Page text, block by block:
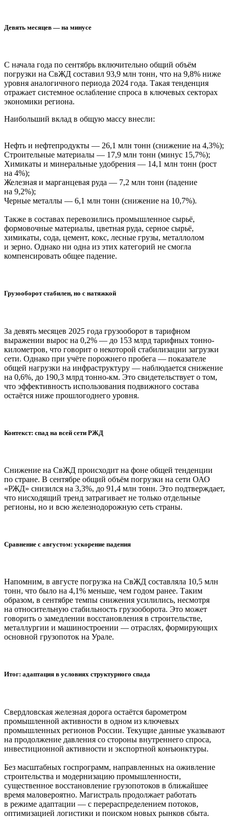
Девять месяцев — на минусе
С начала года по сентябрь включительно общий объём
погрузки на СвЖД составил 93,9 млн тонн, что на 9,8% ниже
уровня аналогичного периода 2024 года. Такая тенденция
отражает системное ослабление спроса в ключевых секторах
экономики региона.
Наибольший вклад в общую массу внесли:
Нефть и нефтепродукты — 26,1 млн тонн (снижение на 4,3%);
Строительные материалы — 17,9 млн тонн (минус 15,7%);
Химикаты и минеральные удобрения — 14,1 млн тонн (рост
на 4%);
Железная и марганцевая руда — 7,2 млн тонн (падение
на 9,2%);
Черные металлы — 6,1 млн тонн (снижение на 10,7%).
Также в составах перевозились промышленное сырьё,
формовочные материалы, цветная руда, серное сырьё,
химикаты, сода, цемент, кокс, лесные грузы, металлолом
и зерно. Однако ни одна из этих категорий не смогла
компенсировать общее падение.
Грузооборот стабилен, но с натяжкой
За девять месяцев 2025 года грузооборот в тарифном
выражении вырос на 0,2% — до 153 млрд тарифных тонно-
километров, что говорит о некоторой стабилизации загрузки
сети. Однако при учёте порожнего пробега — показателе
общей нагрузки на инфраструктуру — наблюдается снижение
на 0,6%, до 190,3 млрд тонно-км. Это свидетельствует о том,
что эффективность использования подвижного состава
остаётся ниже прошлогоднего уровня.
Контекст: спад на всей сети РЖД
Снижение на СвЖД происходит на фоне общей тенденции
по стране. В сентябре общий объём погрузки на сети ОАО
«РЖД» снизился на 3,3%, до 91,4 млн тонн. Это подтверждает,
что нисходящий тренд затрагивает не только отдельные
регионы, но и всю железнодорожную сеть страны.
Сравнение с августом: ускорение падения
Напомним, в августе погрузка на СвЖД составляла 10,5 млн
тонн, что было на 4,1% меньше, чем годом ранее. Таким
образом, в сентябре темпы снижения усилились, несмотря
на относительную стабильность грузооборота. Это может
говорить о замедлении восстановления в строительстве,
металлургии и машиностроении — отраслях, формирующих
основной грузопоток на Урале.
Итог: адаптация в условиях структурного спада
Свердловская железная дорога остаётся барометром
промышленной активности в одном из ключевых
промышленных регионов России. Текущие данные указывают
на продолжение давления со стороны внутреннего спроса,
инвестиционной активности и экспортной конъюнктуры.
Без масштабных госпрограмм, направленных на оживление
строительства и модернизацию промышленности,
существенное восстановление грузопотоков в ближайшее
время маловероятно. Магистраль продолжает работать
в режиме адаптации — с перераспределением потоков,
оптимизацией логистики и поиском новых рынков сбыта.